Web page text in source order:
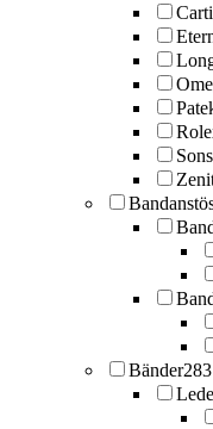
Bänder283